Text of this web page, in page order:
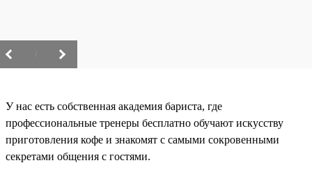
У нас есть собственная академия бариста, где
профессиональные тренеры бесплатно обучают искусству
приготовления кофе и знакомят с самыми сокровенными
секретами общения с гостями.